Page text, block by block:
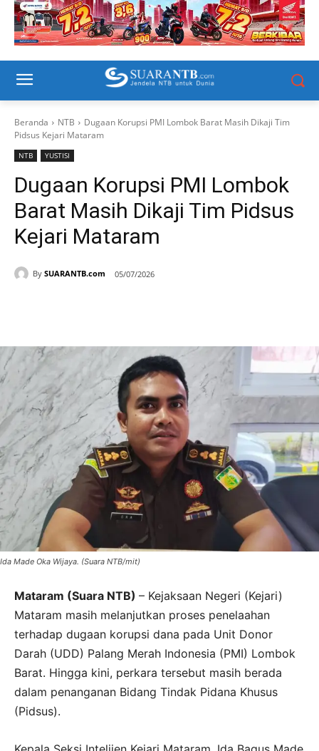
Beranda NTB
Dugaan Korupsi PMI Lombok Barat Masih Dikaji Tim
Pidsus Kejari Mataram
NTB YUSTISI
Dugaan Korupsi PMI Lombok
Barat Masih Dikaji Tim Pidsus
Kejari Mataram
By SUARANTB.com 05/07/2026
Ida Made Oka Wijaya. (Suara NTB/mit)
Mataram (Suara NTB) – Kejaksaan Negeri (Kejari)
Mataram masih melanjutkan proses penelaahan
terhadap dugaan korupsi dana pada Unit Donor
Darah (UDD) Palang Merah Indonesia (PMI) Lombok
Barat. Hingga kini, perkara tersebut masih berada
dalam penanganan Bidang Tindak Pidana Khusus
(Pidsus).